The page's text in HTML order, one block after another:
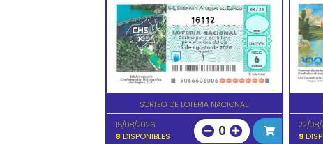
16112
SORTEO DE LOTERIA NACIONAL
15/08/2026
8 DISPONIBLES 0
22/
9